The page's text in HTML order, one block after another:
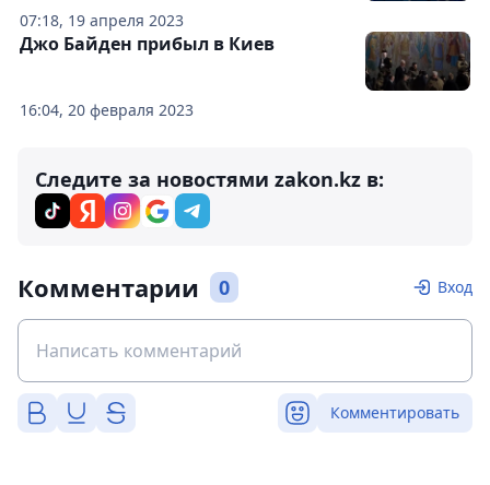
07:18, 19 апреля 2023
16:04, 20 февраля 2023
Джо Байден прибыл в Киев
Следите за новостями zakon.kz в:
Комментарии 0 Вход
Комментировать